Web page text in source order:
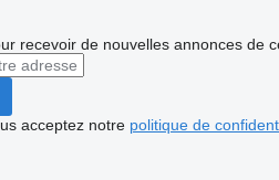
recevoir de nouvelles annonces de
acceptez notre politique de